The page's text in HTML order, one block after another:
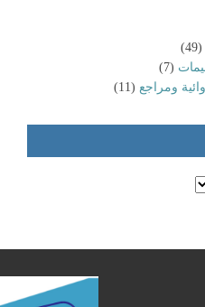
(49)
(7)
ومراجع (11)
انتماء خريجي
الصيدلة
إلى
نقابة صيادلة